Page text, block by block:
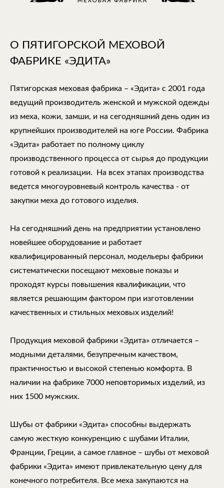
О ПЯТИГОРСКОЙ МЕХОВОЙ
ФАБРИКЕ «ЭДИТА»
Пятигорская меховая фабрика – «Эдита» с 2001 года
ведущий производитель женской и мужской одежды
из меха, кожи, замши, и на сегодняшний день один из
крупнейших производителей на юге России. Фабрика
«Эдита» работает по полному циклу
производственного процесса от сырья до продукции
готовой к реализации. На всех этапах производства
ведется многоуровневый контроль качества - от
закупки меха до готового изделия.
На сегодняшний день на предприятии установлено
новейшее оборудование и работает
квалифицированный персонал, модельеры фабрики
систематически посещают меховые показы и
проходят курсы повышения квалификации, что
является решающим фактором при изготовлении
качественных и стильных меховых изделий!
Продукция меховой фабрики «Эдита» отличается –
модными деталями, безупречным качеством,
практичностью и высокой степенью комфорта. В
наличии на фабрике 7000 неповторимых изделий, из
них 1500 мужских.
Шубы от фабрики «Эдита» способны выдержать
самую жесткую конкуренцию с шубами Италии,
Франции, Греции, а самое главное – шубы от меховой
фабрики «Эдита» имеют привлекательную цену для
конечного потребителя. Все меха закупаются на